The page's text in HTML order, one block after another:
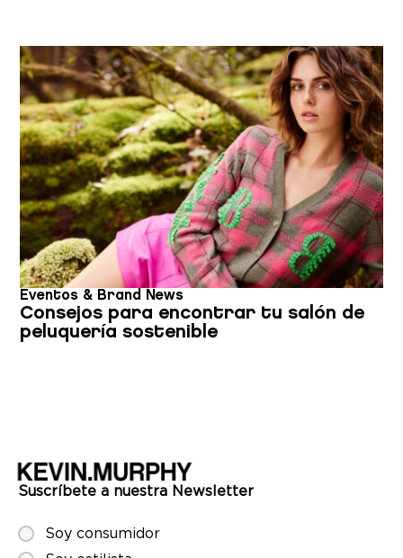
Eventos & Brand News
Consejos para encontrar tu salón de
peluquería sostenible
Suscríbete a nuestra Newsletter
Soy consumidor